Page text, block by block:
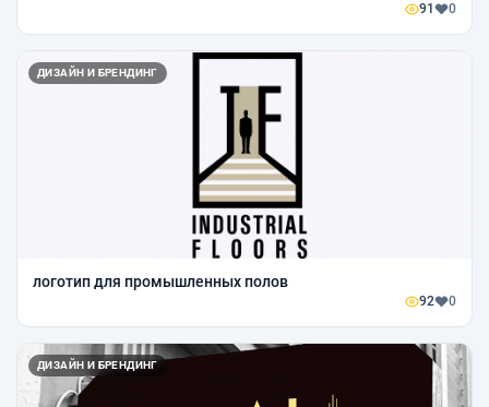
91 0
ДИЗАЙН И БРЕНДИНГ
логотип для промышленных полов
92 0
ДИЗАЙН И БРЕНДИНГ